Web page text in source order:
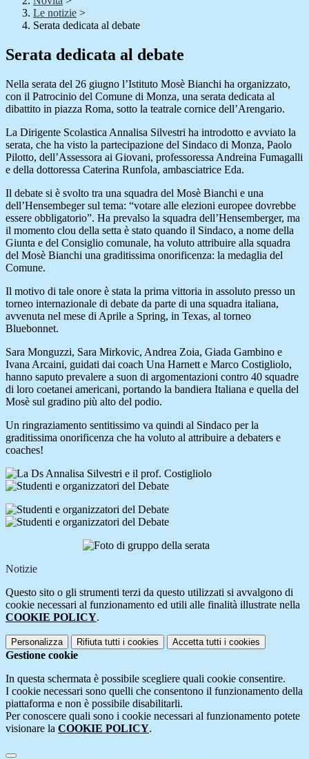
Le notizie >
Serata dedicata al debate
Serata dedicata al debate
Nella serata del 26 giugno l’Istituto Mosè Bianchi ha organizzato,
con il Patrocinio del Comune di Monza, una serata dedicata al
dibattito in piazza Roma, sotto la teatrale cornice dell’Arengario.
La Dirigente Scolastica Annalisa Silvestri ha introdotto e avviato la
serata, che ha visto la partecipazione del Sindaco di Monza, Paolo
Pilotto, dell’Assessora ai Giovani, professoressa Andreina Fumagalli
e della dottoressa Caterina Runfola, ambasciatrice Eda.
Il debate si è svolto tra una squadra del Mosè Bianchi e una
dell’Hensembeger sul tema: “votare alle elezioni europee dovrebbe
essere obbligatorio”. Ha prevalso la squadra dell’Hensemberger, ma
il momento clou della setta è stato quando il Sindaco, a nome della
Giunta e del Consiglio comunale, ha voluto attribuire alla squadra
del Mosè Bianchi una graditissima onorificenza: la medaglia del
Comune.
Il motivo di tale onore è stata la prima vittoria in assoluto presso un
torneo internazionale di debate da parte di una squadra italiana,
avvenuta nel mese di Aprile a Spring, in Texas, al torneo
Bluebonnet.
Sara Monguzzi, Sara Mirkovic, Andrea Zoia, Giada Gambino e
Ivana Arcaini, guidati dai coach Una Harnett e Marco Costigliolo,
hanno saputo prevalere a suon di argomentazioni contro 40 squadre
di loro coetanei americani, portando la bandiera Italiana e quella del
Mosè sul gradino più alto del podio.
Un ringraziamento sentitissimo va quindi al Sindaco per la
graditissima onorificenza che ha voluto al attribuire a debaters e
coaches!
Notizie
Questo sito o gli strumenti terzi da questo utilizzati si avvalgono di
cookie necessari al funzionamento ed utili alle finalità illustrate nella
COOKIE POLICY.
Personalizza Rifiuta tutti i cookies Accetta tutti i cookies
Gestione cookie
In questa schermata è possibile scegliere quali cookie consentire.
I cookie necessari sono quelli che consentono il funzionamento della
piattaforma e non è possibile disabilitarli.
Per conoscere quali sono i cookie necessari al funzionamento potete
visionare la COOKIE POLICY.